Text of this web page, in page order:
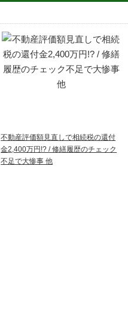
不動産評価額見直しで相続税の還付
金2,400万円!? / 修繕履歴のチェック
不足で大惨事 他